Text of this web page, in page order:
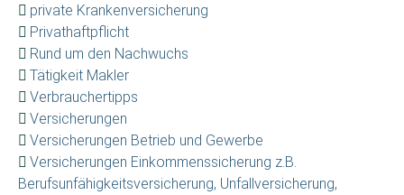
private Krankenversicherung
Privathaftpflicht
Rund um den Nachwuchs
Tätigkeit Makler
Verbrauchertipps
Versicherungen
Versicherungen Betrieb und Gewerbe
Versicherungen Einkommenssicherung z.B.
Berufsunfähigkeitsversicherung, Unfallversicherung,